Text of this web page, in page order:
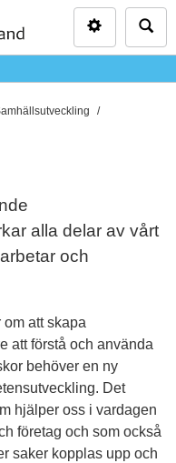
alla delar av vårt
och
att skapa
att förstå och använda
behöver en ny
Det
hjälper oss i vardagen
företag och som också
saker kopplas upp och